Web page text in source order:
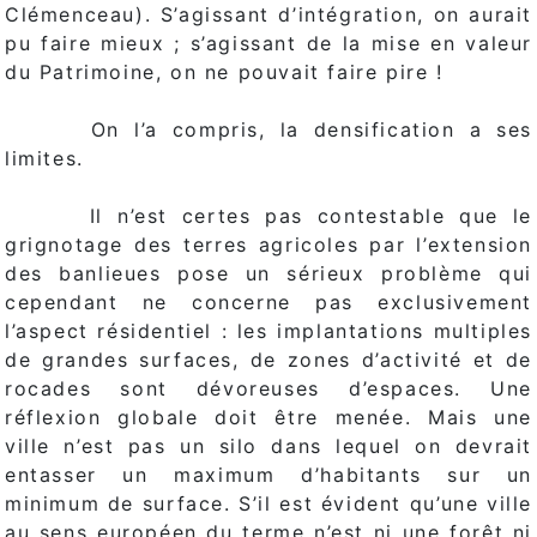
Clémenceau). S’agissant d’intégration, on aurait
pu faire mieux ; s’agissant de la mise en valeur
du Patrimoine, on ne pouvait faire pire !
On l’a compris, la densification a ses
limites.
Il n’est certes pas contestable que le
grignotage des terres agricoles par l’extension
des banlieues pose un sérieux problème qui
cependant ne concerne pas exclusivement
l’aspect résidentiel : les implantations multiples
de grandes surfaces, de zones d’activité et de
rocades sont dévoreuses d’espaces. Une
réflexion globale doit être menée. Mais une
ville n’est pas un silo dans lequel on devrait
entasser un maximum d’habitants sur un
minimum de surface. S’il est évident qu’une ville
au sens européen du terme n’est ni une forêt ni